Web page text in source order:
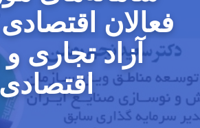
فعالان
آزاد تجاری
اقتصادی